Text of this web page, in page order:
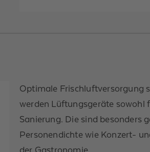
Optimale Frischluftversorgung
werden Lüftungsgeräte sowohl
Sanierung. Die sind besonders
Personendichte wie Konzert-
der Gastronomie.